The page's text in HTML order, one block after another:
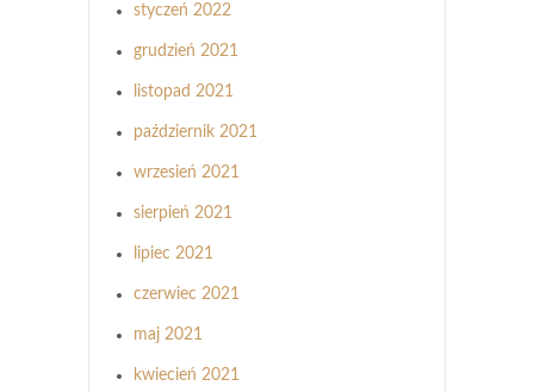
styczeń 2022
grudzień 2021
listopad 2021
październik 2021
wrzesień 2021
sierpień 2021
lipiec 2021
czerwiec 2021
maj 2021
kwiecień 2021